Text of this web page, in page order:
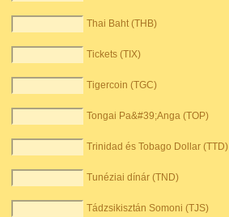
Thai Baht (THB)
Tickets (TIX)
Tigercoin (TGC)
Tongai Pa&#39;Anga (TOP)
Trinidad és Tobago Dollar (TTD)
Tunéziai dínár (TND)
Tádzsikisztán Somoni (TJS)